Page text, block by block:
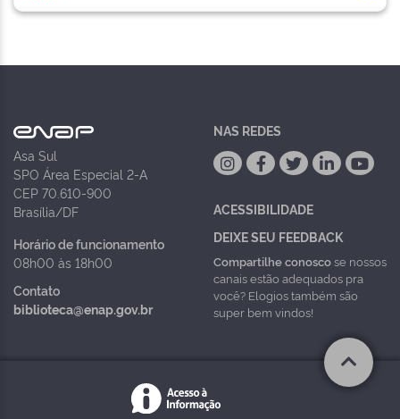
Asa Sul
SPO Área Especial 2-A
CEP 70.610-900
Brasília/DF
Horário de funcionamento
08h00 às 18h00
Contato
biblioteca@enap.gov.br
NAS REDES
ACESSIBILIDADE
DEIXE SEU FEEDBACK
Compartilhe conoscose nossos
canais estão adequados pra
você? Elogios também são
super bem vindos!